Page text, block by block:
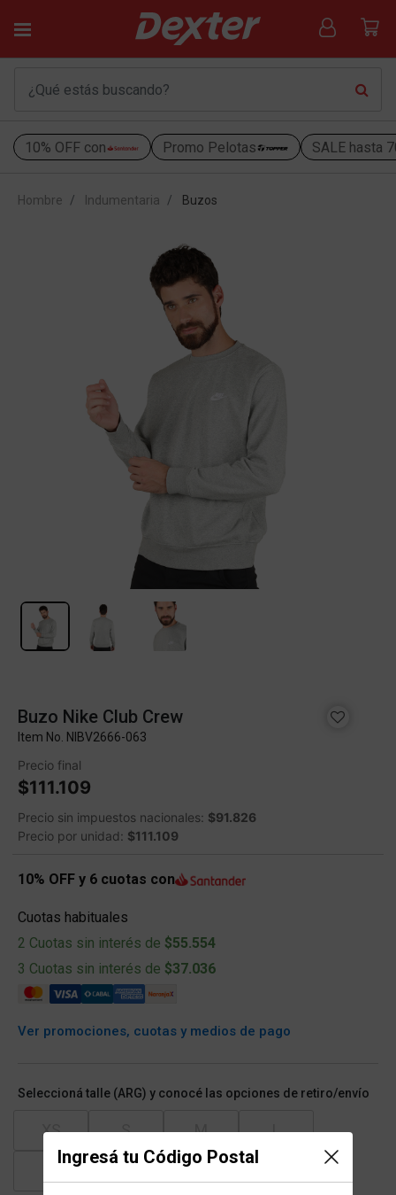
10% OFF con Promo Pelotas SALE hasta
Ingresá tu Código Postal
Hombre Indumentaria Buzos
Buzo Nike Club Crew
Item No. NIBV2666-063
Precio final
$111.109
Precio sin impuestos nacionales: $91.826
Precio por unidad: $111.109
10% OFF y 6 cuotas con
Cuotas habituales
2 Cuotas sin interés de $55.554
3 Cuotas sin interés de $37.036
Ver promociones, cuotas y medios de pago
Seleccioná talle (ARG) y conocé las opciones de retiro/envío
XS S M L